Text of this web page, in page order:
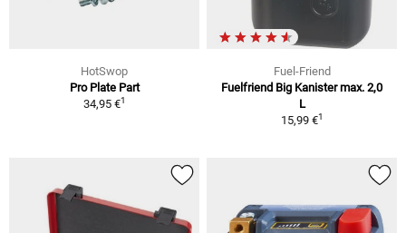
HotSwop
Pro Plate Part
34,95 €1
Fuel-Friend
Fuelfriend Big Kanister max. 2,0
L
15,99 €1